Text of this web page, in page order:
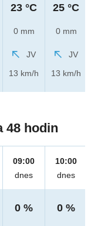
23 °C
0 mm
JV
13 km/h
25 °C
0 mm
JV
13 km/h
48 hodin
09:00
dnes
0 %
10:00
dnes
0 %